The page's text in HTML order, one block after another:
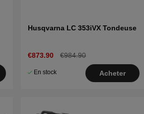
Husqvarna LC 353iVX Tondeuse
€873.90 €984.90
En stock Acheter